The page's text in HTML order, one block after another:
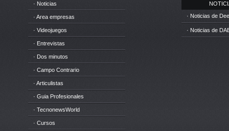
· Noticias
· Area empresas
· Videojuegos
· Entrevistas
· Dos minutos
· Campo Contrario
· Articulistas
· Guia Profesionales
· TecnonewsWorld
· Cursos
· Noticias de
· Noticias de